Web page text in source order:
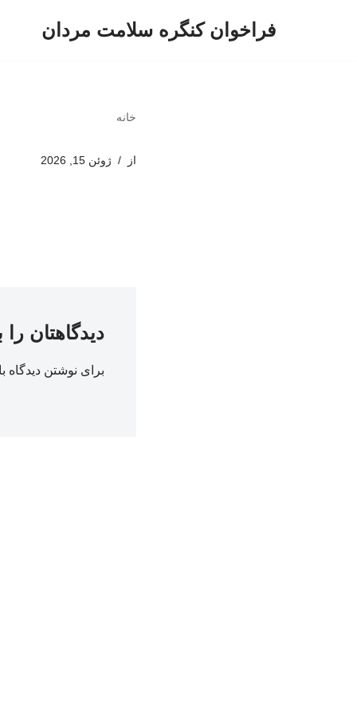
فراخوان کنگره سلامت مردان
خانه
از ژوئن 15, 2026
دیدگاهتان را
برای نوشتن دیدگاه